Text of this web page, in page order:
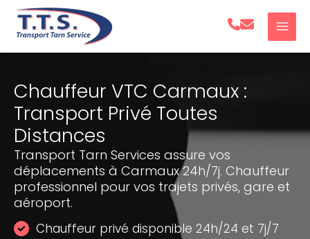
Aller
Chauffeur VTC Carmaux :
Transport Privé Toutes
Distances
Transport Tarn Services assure vos
déplacements à Carmaux 24h/7j. Chauffeur
professionnel pour vos trajets privés, gare et
aéroport.
Chauffeur privé disponible 24h/24 et 7j/7